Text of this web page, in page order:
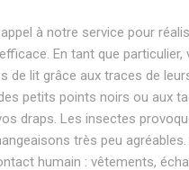
à notre service pour
En tant que particulier,
de lit grâce aux traces de
petits points noirs ou aux
draps. Les insectes
très peu agréables.
humain : vêtements,